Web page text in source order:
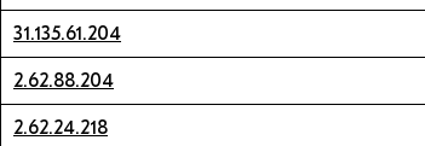
31.135.61.204
2.62.88.204
2.62.24.218